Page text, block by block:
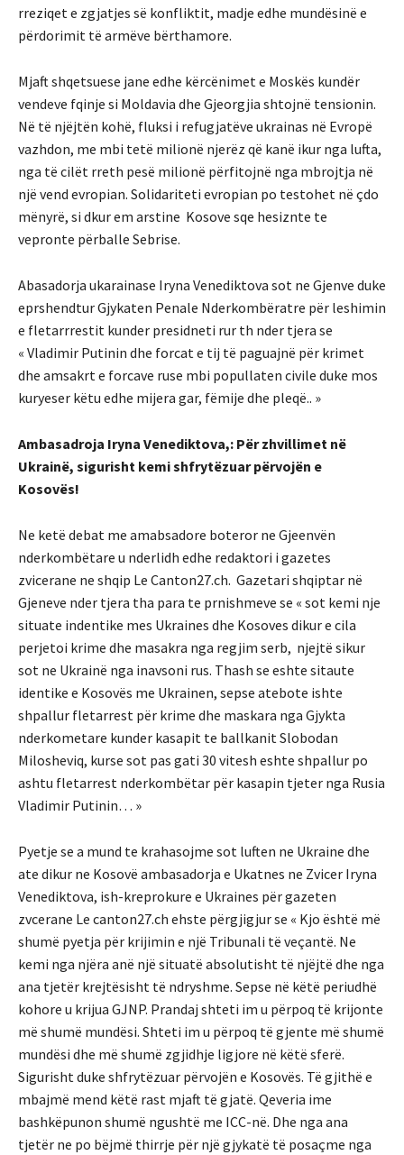
rreziqet e zgjatjes së konfliktit, madje edhe mundësinë e
përdorimit të armëve bërthamore.
Mjaft shqetsuese jane edhe kërcënimet e Moskës kundër
vendeve fqinje si Moldavia dhe Gjeorgjia shtojnë tensionin.
Në të njëjtën kohë, fluksi i refugjatëve ukrainas në Evropë
vazhdon, me mbi tetë milionë njerëz që kanë ikur nga lufta,
nga të cilët rreth pesë milionë përfitojnë nga mbrojtja në
një vend evropian. Solidariteti evropian po testohet në çdo
mënyrë, si dkur em arstine Kosove sqe hesiznte te
vepronte përballe Sebrise.
Abasadorja ukarainase Iryna Venediktova sot ne Gjenve duke
eprshendtur Gjykaten Penale Nderkombëratre për leshimin
e fletarrrestit kunder presidneti rur th nder tjera se
« Vladimir Putinin dhe forcat e tij të paguajnë për krimet
dhe amsakrt e forcave ruse mbi popullaten civile duke mos
kuryeser këtu edhe mijera gar, fëmije dhe pleqë.. »
Ambasadroja Iryna Venediktova,: Për zhvillimet në
Ukrainë, sigurisht kemi shfrytëzuar përvojën e
Kosovës!
Ne ketë debat me amabsadore boteror ne Gjeenvën
nderkombëtare u nderlidh edhe redaktori i gazetes
zvicerane ne shqip Le Canton27.ch. Gazetari shqiptar në
Gjeneve nder tjera tha para te prnishmeve se « sot kemi nje
situate indentike mes Ukraines dhe Kosoves dikur e cila
perjetoi krime dhe masakra nga regjim serb, njejtë sikur
sot ne Ukrainë nga inavsoni rus. Thash se eshte sitaute
identike e Kosovës me Ukrainen, sepse atebote ishte
shpallur fletarrest për krime dhe maskara nga Gjykta
nderkometare kunder kasapit te ballkanit Slobodan
Milosheviq, kurse sot pas gati 30 vitesh eshte shpallur po
ashtu fletarrest nderkombëtar për kasapin tjeter nga Rusia
Vladimir Putinin… »
Pyetje se a mund te krahasojme sot luften ne Ukraine dhe
ate dikur ne Kosovë ambasadorja e Ukatnes ne Zvicer Iryna
Venediktova, ish-kreprokure e Ukraines për gazeten
zvcerane Le canton27.ch ehste përgjigjur se « Kjo është më
shumë pyetja për krijimin e një Tribunali të veçantë. Ne
kemi nga njëra anë një situatë absolutisht të njëjtë dhe nga
ana tjetër krejtësisht të ndryshme. Sepse në këtë periudhë
kohore u krijua GJNP. Prandaj shteti im u përpoq të krijonte
më shumë mundësi. Shteti im u përpoq të gjente më shumë
mundësi dhe më shumë zgjidhje ligjore në këtë sferë.
Sigurisht duke shfrytëzuar përvojën e Kosovës. Të gjithë e
mbajmë mend këtë rast mjaft të gjatë. Qeveria ime
bashkëpunon shumë ngushtë me ICC-në. Dhe nga ana
tjetër ne po bëjmë thirrje për një gjykatë të posaçme nga